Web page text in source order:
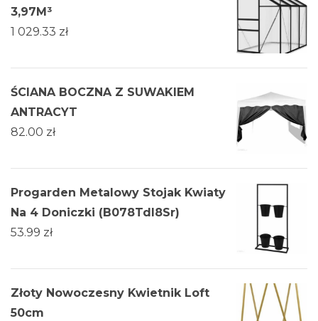
3,97M³
1 029.33 zł
ŚCIANA BOCZNA Z SUWAKIEM
ANTRACYT
82.00 zł
Progarden Metalowy Stojak Kwiaty
Na 4 Doniczki (B078Tdl8Sr)
53.99 zł
Złoty Nowoczesny Kwietnik Loft
50cm